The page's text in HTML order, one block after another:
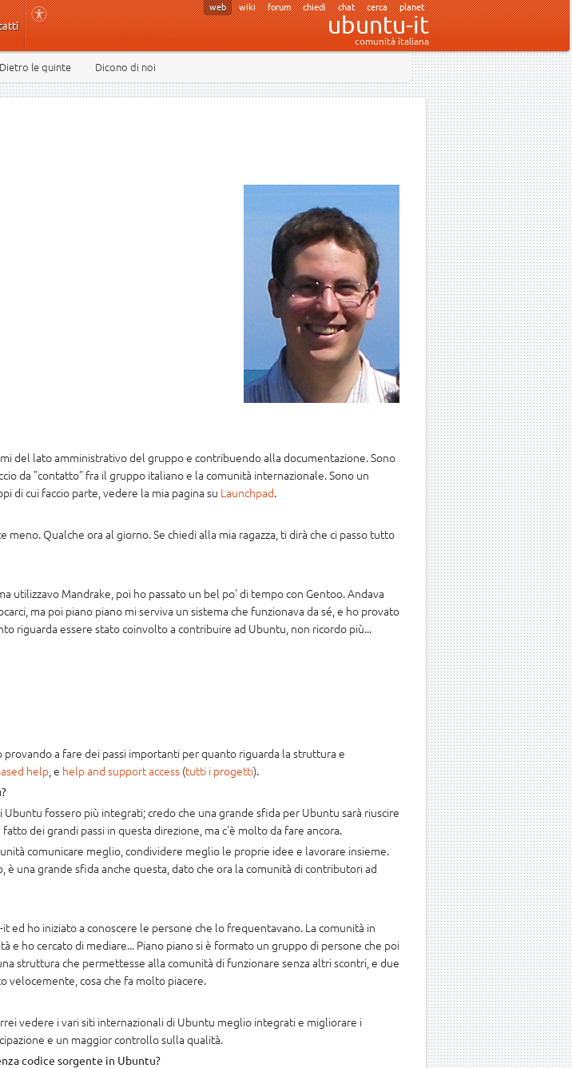
web wiki forum chiedi chat cerca planet
ubuntu-it
comunità italiana
Dietro le quinte Dicono di noi
del lato amministrativo del gruppo e contribuendo alla documentazione. Sono
da "contatto" fra il gruppo italiano e la comunità internazionale. Sono un
di cui faccio parte, vedere la mia pagina su Launchpad.
Qualche ora al giorno. Se chiedi alla mia ragazza, ti dirà che ci passo tutto
utilizzavo Mandrake, poi ho passato un bel po' di tempo con Gentoo. Andava
ma poi piano piano mi serviva un sistema che funzionava da sé, e ho provato
riguarda essere stato coinvolto a contribuire ad Ubuntu, non ricordo più...
a fare dei passi importanti per quanto riguarda la struttura e
help, e help and support access (tutti i progetti).
fossero più integrati; credo che una grande sfida per Ubuntu sarà riuscire
dei grandi passi in questa direzione, ma c'è molto da fare ancora.
comunicare meglio, condividere meglio le proprie idee e lavorare insieme.
una grande sfida anche questa, dato che ora la comunità di contributori ad
ed ho iniziato a conoscere le persone che lo frequentavano. La comunità in
ho cercato di mediare... Piano piano si è formato un gruppo di persone che poi
struttura che permettesse alla comunità di funzionare senza altri scontri, e due
velocemente, cosa che fa molto piacere.
vedere i vari siti internazionali di Ubuntu meglio integrati e migliorare i
e un maggior controllo sulla qualità.
codice sorgente in Ubuntu?